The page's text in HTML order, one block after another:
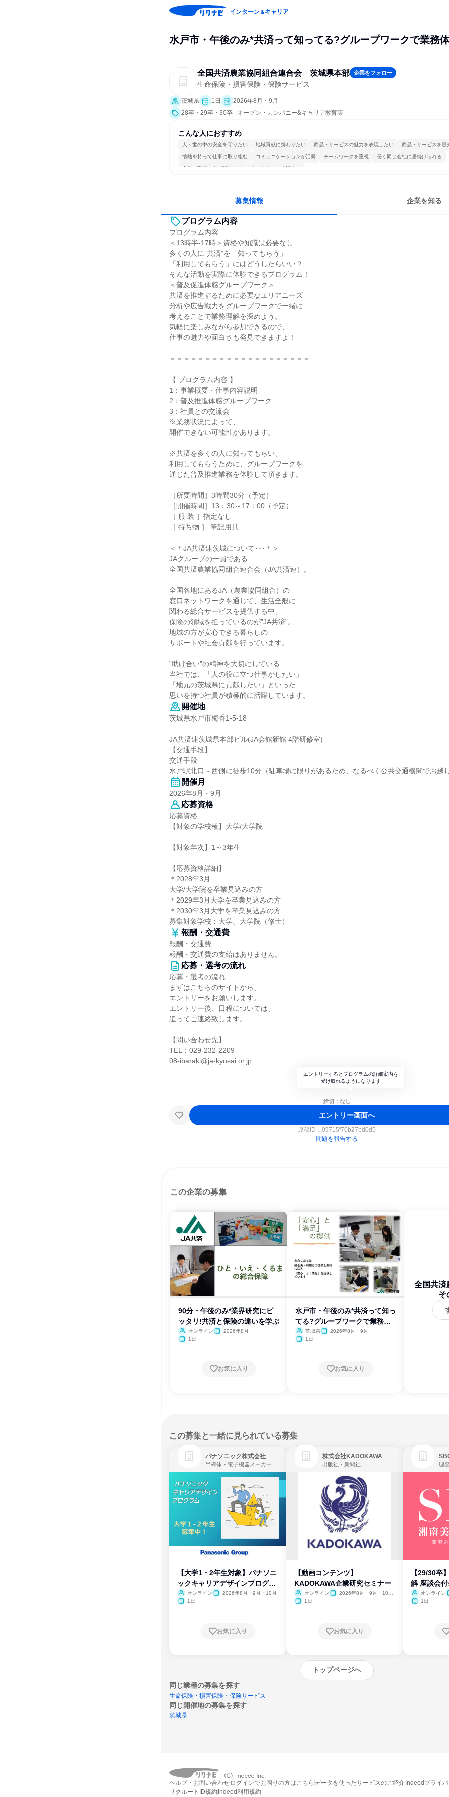
インターン＆キャリア
水戸市・午後のみ*共済って知ってる?グループワークで業務
全国共済農業協同組合連合会 茨城県本部 企業をフォロー
生命保険・損害保険・保険サービス
茨城県 1日
2026年8月・9月
28卒・29卒・30卒 | オープン・カンパニー&キャリア教育等
こんな人におすすめ
人・世の中の安全を守りたい 地域貢献に携わりたい 商品・サービスの魅力を表現したい 商品・サービスを販
情熱を持って仕事に取り組む コミュニケーションが活発 チームワークを重視 長く同じ会社に居続けられる
多様な職種の人と関われる 人とたくさん会話する
募集情報 企業を知る
プログラム内容
プログラム内容
＜13時半‐17時＞資格や知識は必要なし
多くの人に”共済”を「知ってもらう」
「利用してもらう」にはどうしたらいい？
そんな活動を実際に体験できるプログラム！
＜普及促進体感グループワーク＞
共済を推進するために必要なエリアニーズ
分析や広告戦力をグループワークで一緒に
考えることで業務理解を深めよう。
気軽に楽しみながら参加できるので、
仕事の魅力や面白さも発見できますよ！
－－－－－－－－－－－－－－－－－－－－
【 プログラム内容 】
1：事業概要・仕事内容説明
2：普及推進体感グループワーク
3：社員との交流会
※業務状況によって、
開催できない可能性があります。
※共済を多くの人に知ってもらい、
利用してもらうために、グループワークを
通じた普及推進業務を体験して頂きます。
［所要時間］3時間30分（予定）
［開催時間］13：30～17：00（予定）
［ 服 装 ］指定なし
［ 持ち物 ］ 筆記用具
＜＊JA共済連茨城について･･･＊＞
JAグループの一員である
全国共済農業協同組合連合会（JA共済連）。
全国各地にあるJA（農業協同組合）の
窓口ネットワークを通じて、生活全般に
関わる総合サービスを提供する中、
保険の領域を担っているのが”JA共済”。
地域の方が安心できる暮らしの
サポートや社会貢献を行っています。
”助け合い”の精神を大切にしている
当社では、「人の役に立つ仕事がしたい」
「地元の茨城県に貢献したい」といった
思いを持つ社員が積極的に活躍しています。
開催地
茨城県水戸市梅香1-5-18
JA共済連茨城県本部ビル(JA会館新館 4階研修室)
【交通手段】
交通手段
水戸駅北口～西側に徒歩10分（駐車場に限りがあるため、なるべく公共交通機関でお越
開催月
2026年8月・9月
応募資格
応募資格
【対象の学校種】大学/大学院
【対象年次】1～3年生
【応募資格詳細】
＊2028年3月
大学/大学院を卒業見込みの方
＊2029年3月大学を卒業見込みの方
＊2030年3月大学を卒業見込みの方
募集対象学校：大学、大学院（修士）
報酬・交通費
報酬・交通費
報酬・交通費の支給はありません。
応募・選考の流れ
応募・選考の流れ
まずはこちらのサイトから、
エントリーをお願いします。
エントリー後、日程については、
追ってご連絡致します。
【問い合わせ先】
TEL：029-232-2209
08-ibaraki@ja-kyosai.or.jp
エントリーするとプログラムの詳細案内を
受け取れるようになります
締切：なし
エントリー画面へ
原稿ID： 09715f70b27bd0d5
問題を報告する
この企業の募集
90分・午後のみ*業界研究にピ
ッタリ!共済と保険の違いを学ぶ
オンライン
2026年8月
1日
お気に入り
水戸市・午後のみ*共済って知っ
てる?グループワークで業務体
験 茨城県
2026年8月・9月
1日
お気に入り
全国共済
会
そ
この募集と一緒に見られている募集
パナソニック株式会社
半導体・電子機器メーカー
【大学1・2年生対象】パナソニ
ックキャリアデザインプログラ
ム
オンライン
2026年8月・9月・10月
1日
お気に入り
株式会社KADOKAWA
出版社・新聞社
【動画コンテンツ】
KADOKAWA企業研究セミナー
オンライン
2026年8月・9月・10
1日
お気に入り
【29/30卒
解 座談会
オンライン
1日
トップページへ
同じ業種の募集を探す
生命保険・損害保険・保険サービス
同じ開催地の募集を探す
茨城県
ヘルプ・お問い合わせ ログインでお困りの方はこちら データを使ったサービスのご紹介 Indeedプライ
リクルートID規約 Indeed利用規約